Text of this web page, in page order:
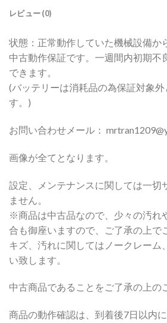
レビュー (0)
状態：正常動作していた機械設備か
中古動作保証です。一週間内初期不
できます。
(バッテリーは消耗品の為保証対象外
す。)
お問い合わせメール：
画像が全てとなります。
設定、メンテナンスに関しては一切
ません。
※商品は中古品なので、少々の汚れ
合も御座いますので、ご了承の上で
キズ、汚れに関してはノークレーム
い致します。
中古商品であることをご了承の上の
商品の動作確認は、到着後7日以内